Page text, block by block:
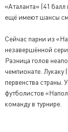
«Аталанта» (41 балл
ещё имеют шансы
Сейчас парни из
незавершённой
Разница голов
чемпионате. Лукаку
первенства страны.
футболистов
команду в турнире.